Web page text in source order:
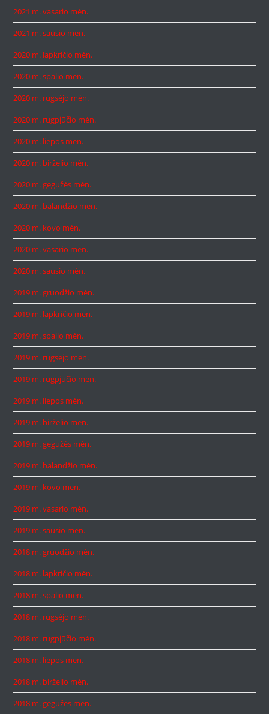
2021 m. vasario mėn.
2021 m. sausio mėn.
2020 m. lapkričio mėn.
2020 m. spalio mėn.
2020 m. rugsėjo mėn.
2020 m. rugpjūčio mėn.
2020 m. liepos mėn.
2020 m. birželio mėn.
2020 m. gegužės mėn.
2020 m. balandžio mėn.
2020 m. kovo mėn.
2020 m. vasario mėn.
2020 m. sausio mėn.
2019 m. gruodžio mėn.
2019 m. lapkričio mėn.
2019 m. spalio mėn.
2019 m. rugsėjo mėn.
2019 m. rugpjūčio mėn.
2019 m. liepos mėn.
2019 m. birželio mėn.
2019 m. gegužės mėn.
2019 m. balandžio mėn.
2019 m. kovo mėn.
2019 m. vasario mėn.
2019 m. sausio mėn.
2018 m. gruodžio mėn.
2018 m. lapkričio mėn.
2018 m. spalio mėn.
2018 m. rugsėjo mėn.
2018 m. rugpjūčio mėn.
2018 m. liepos mėn.
2018 m. birželio mėn.
2018 m. gegužės mėn.